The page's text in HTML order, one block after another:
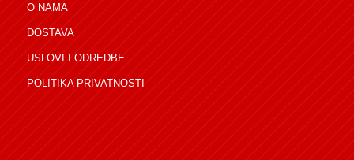
O NAMA
DOSTAVA
USLOVI I ODREDBE
POLITIKA PRIVATNOSTI